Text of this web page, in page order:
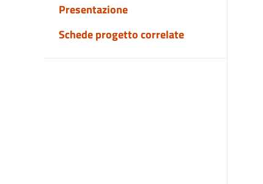
Presentazione
Schede progetto correlate